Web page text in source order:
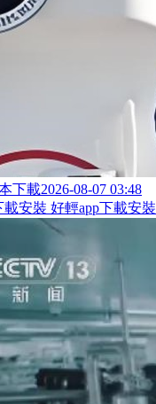
下載2026-08-07 03:48
好輕app下載安裝